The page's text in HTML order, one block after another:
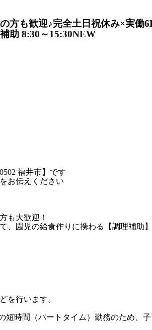
方も歓迎♪完全土日祝休み×実
助 8:30～15:30NEW
福井市】です
お伝えください
も大歓迎！
、園児の給食作りに携わる【調理補助
を行います。
短時間（パートタイム）勤務のため、